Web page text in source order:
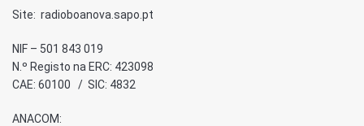
Site: radioboanova.sapo.pt
NIF – 501 843 019
N.º Registo na ERC: 423098
CAE: 60100 / SIC: 4832
ANACOM: